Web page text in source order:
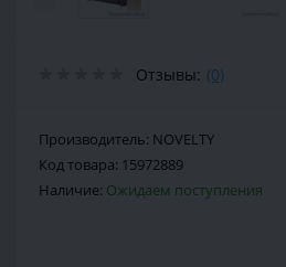
Отзывы: (0)
Производитель: NOVELTY
Код товара: 15972889
Наличие: Ожидаем поступления